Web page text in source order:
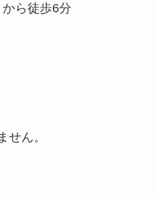
ら徒歩6分
せん。